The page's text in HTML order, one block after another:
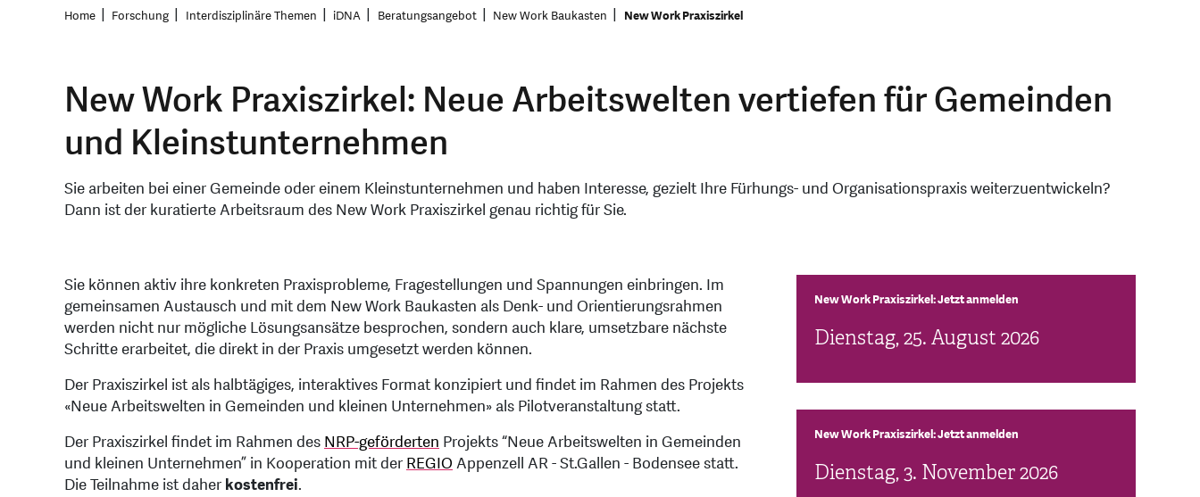
Home Forschung Interdisziplinäre Themen iDNA Beratungsangebot New Work Baukasten New Work Praxiszirkel
New Work Praxiszirkel: Neue Arbeitswelten vertiefen für Gemeinden
und Kleinstunternehmen
Sie arbeiten bei einer Gemeinde oder einem Kleinstunternehmen und haben Interesse, gezielt Ihre Fürhungs- und Organisationspraxis weiterzuentwickeln?
Dann ist der kuratierte Arbeitsraum des New Work Praxiszirkel genau richtig für Sie.
Sie können aktiv ihre konkreten Praxisprobleme, Fragestellungen und Spannungen einbringen. Im
gemeinsamen Austausch und mit dem New Work Baukasten als Denk- und Orientierungsrahmen
werden nicht nur mögliche Lösungsansätze besprochen, sondern auch klare, umsetzbare nächste
Schritte erarbeitet, die direkt in der Praxis umgesetzt werden können.
Der Praxiszirkel ist als halbtägiges, interaktives Format konzipiert und findet im Rahmen des Projekts
«Neue Arbeitswelten in Gemeinden und kleinen Unternehmen» als Pilotveranstaltung statt.
Der Praxiszirkel findet im Rahmen des NRP-geförderten Projekts “Neue Arbeitswelten in Gemeinden
und kleinen Unternehmen” in Kooperation mit der REGIO Appenzell AR - St.Gallen - Bodensee statt.
Die Teilnahme ist daher kostenfrei.
Dienstag, 25. August 2026
New Work Praxiszirkel: Jetzt anmelden
Dienstag, 3. November 2026
New Work Praxiszirkel: Jetzt anmelden